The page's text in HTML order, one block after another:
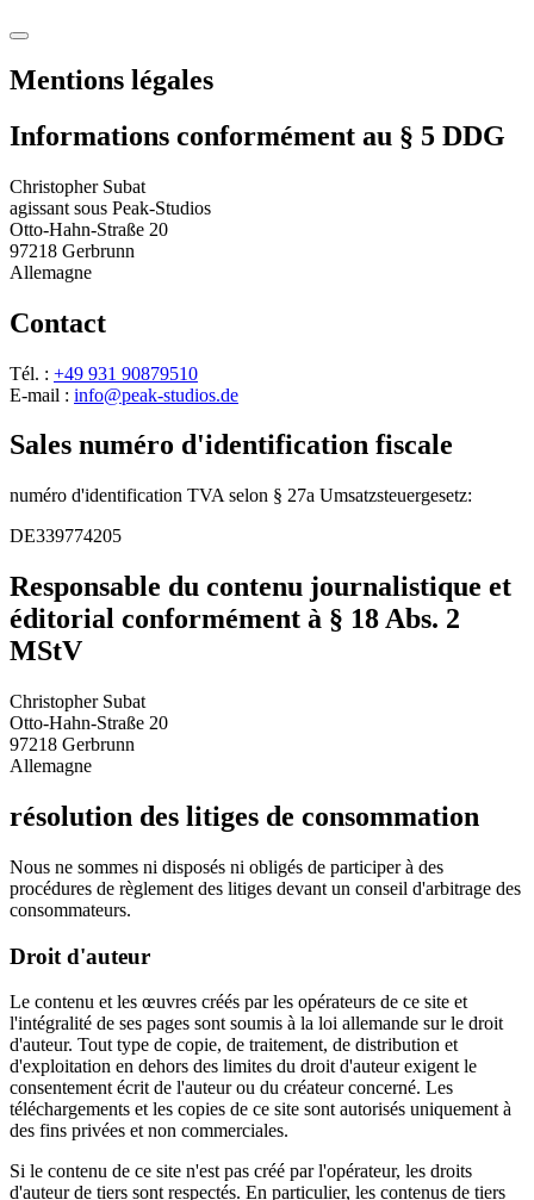
Mentions légales
Informations conformément au § 5 DDG
Christopher Subat
agissant sous Peak-Studios
Otto-Hahn-Straße 20
97218 Gerbrunn
Allemagne
Contact
Tél. : +49 931 90879510
E-mail : info@peak-studios.de
Sales numéro d'identification fiscale
numéro d'identification TVA selon § 27a Umsatzsteuergesetz:
DE339774205
Responsable du contenu journalistique et
éditorial conformément à § 18 Abs. 2
MStV
Christopher Subat
Otto-Hahn-Straße 20
97218 Gerbrunn
Allemagne
résolution des litiges de consommation
Nous ne sommes ni disposés ni obligés de participer à des
procédures de règlement des litiges devant un conseil d'arbitrage des
consommateurs.
Droit d'auteur
Le contenu et les œuvres créés par les opérateurs de ce site et
l'intégralité de ses pages sont soumis à la loi allemande sur le droit
d'auteur. Tout type de copie, de traitement, de distribution et
d'exploitation en dehors des limites du droit d'auteur exigent le
consentement écrit de l'auteur ou du créateur concerné. Les
téléchargements et les copies de ce site sont autorisés uniquement à
des fins privées et non commerciales.
Si le contenu de ce site n'est pas créé par l'opérateur, les droits
d'auteur de tiers sont respectés. En particulier, les contenus de tiers